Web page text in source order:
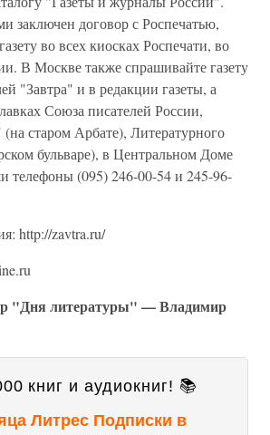
заключен договор с Роспечатью,
во всех киосках Роспечати, во
В Москве также спрашивайте газету
"Завтра" и в редакции газеты, а
Союза писателей России,
старом Арбате), Литературного
бульваре), в Центральном Доме
телефоны (095) 246-00-54 и 245-96-
http://zavtra.ru/
"Дня литературы" — Владимир
книг и аудиокниг! 📚
Литрес Подписки в